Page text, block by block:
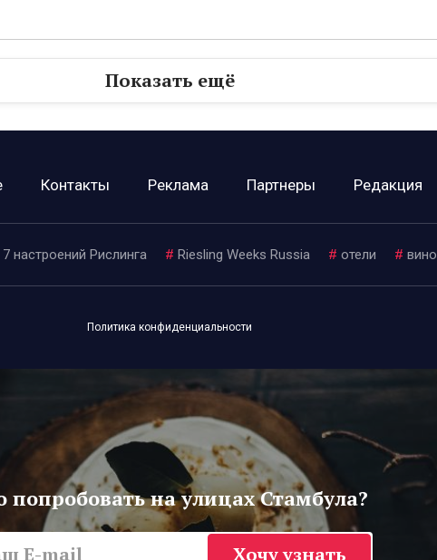
Показать ещё
Контакты Реклама Партнеры Редакция
7 настроений Рислинга # Riesling Weeks Russia # отели # вино
Политика конфиденциальности
попробовать на улицах Стамбула?
Хочу узнать